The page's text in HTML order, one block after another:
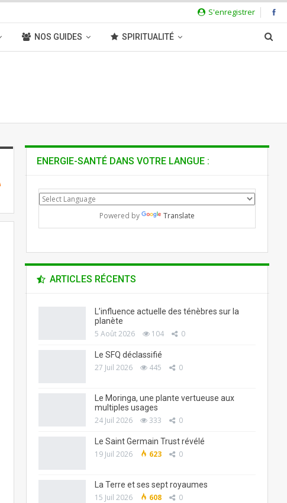
S'enregistrer
NOS GUIDES SPIRITUALITÉ
ENERGIE-SANTÉ DANS VOTRE LANGUE :
Powered by Translate
ARTICLES RÉCENTS
L’influence actuelle des ténèbres sur la
planète
5 Août 2026 104 0
Le SFQ déclassifié
27 Juil 2026 445 0
Le Moringa, une plante vertueuse aux
multiples usages
24 Juil 2026 333 0
Le Saint Germain Trust révélé
19 Juil 2026 623 0
La Terre et ses sept royaumes
15 Juil 2026 608 0